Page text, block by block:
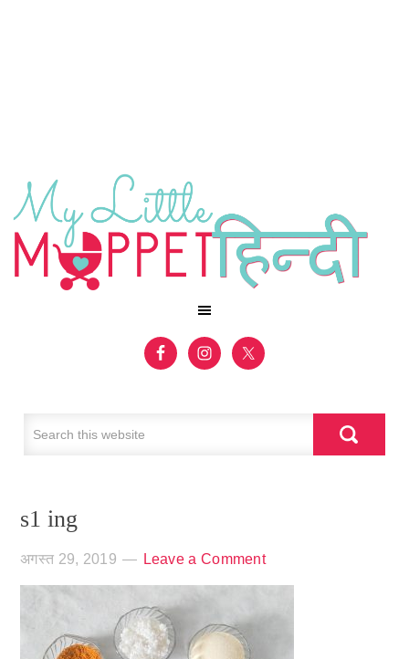
s1 ing
अगस्त 29, 2019 Leave a Comment